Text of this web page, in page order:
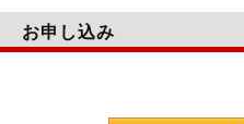
お申し込み